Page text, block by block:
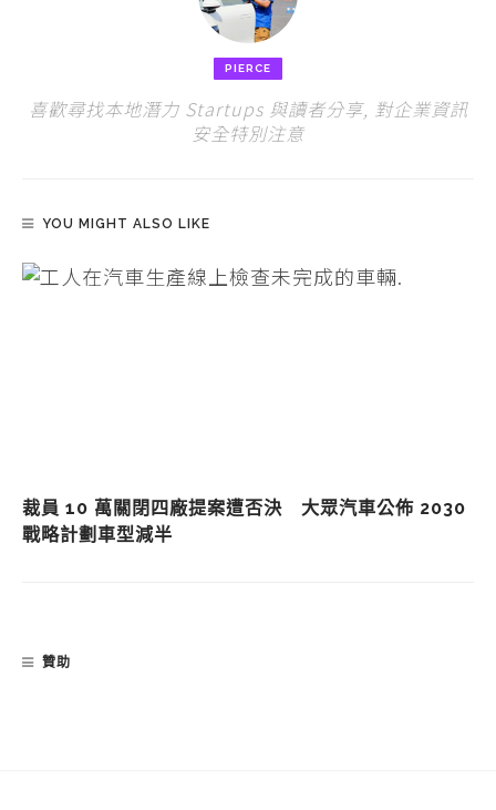
PIERCE
喜歡尋找本地潛力 Startups 與讀者分享, 對企業資訊
安全特別注意
YOU MIGHT ALSO LIKE
裁員 10 萬關閉四廠提案遭否決 大眾汽車公佈 2030
戰略計劃車型減半
贊助